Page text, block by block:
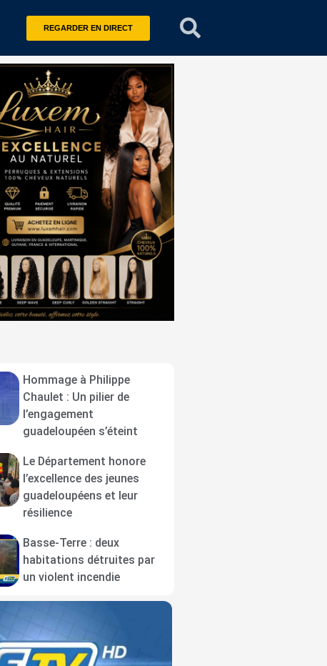
REGARDER EN DIRECT
Hommage à Philippe
Chaulet : Un pilier de
l’engagement
guadeloupéen s’éteint
Le Département honore
l’excellence des jeunes
guadeloupéens et leur
résilience
Basse-Terre : deux
habitations détruites par
un violent incendie